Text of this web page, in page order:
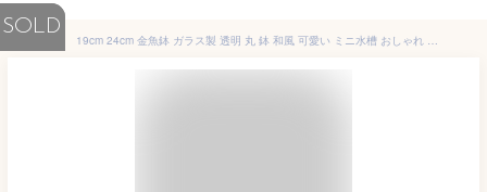
SOLD
19cm 24cm 金魚鉢 ガラス製 透明 丸 鉢 和風 可愛い ミニ水槽 おしゃれ 多機能 観葉植物を入れて 万能ガラス容器 大容量 金魚 ベタ メダカ アカヒレなど 砂あび 砂場 砂あそび